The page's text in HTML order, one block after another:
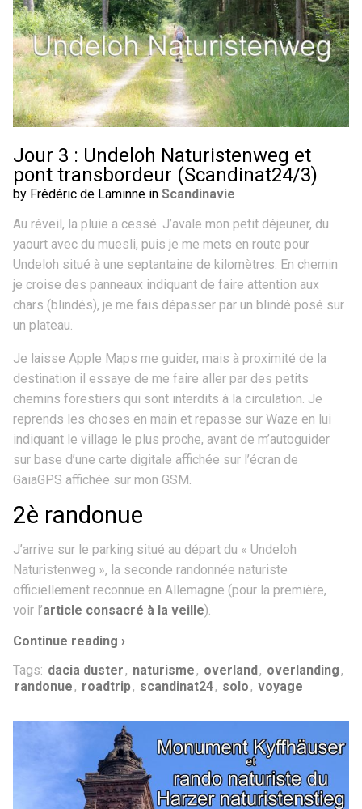
Jour 3 : Undeloh Naturistenweg et
pont transbordeur (Scandinat24/3)
by Frédéric de Laminne in Scandinavie
Au réveil, la pluie a cessé. J’avale mon petit déjeuner, du
yaourt avec du muesli, puis je me mets en route pour
Undeloh situé à une septantaine de kilomètres. En chemin
je croise des panneaux indiquant de faire attention aux
chars (blindés), je me fais dépasser par un blindé posé sur
un plateau.
Je laisse Apple Maps me guider, mais à proximité de la
destination il essaye de me faire aller par des petits
chemins forestiers qui sont interdits à la circulation. Je
reprends les choses en main et repasse sur Waze en lui
indiquant le village le plus proche, avant de m’autoguider
sur base d’une carte digitale affichée sur l’écran de
GaiaGPS affichée sur mon GSM.
2è randonue
J’arrive sur le parking situé au départ du « Undeloh
Naturistenweg », la seconde randonnée naturiste
officiellement reconnue en Allemagne (pour la première,
voir l’article consacré à la veille).
Continue reading ›
Tags: dacia duster, naturisme, overland, overlanding,
randonue, roadtrip, scandinat24, solo, voyage